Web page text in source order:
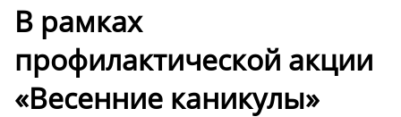
В рамках
профилактической акции
«Весенние каникулы»